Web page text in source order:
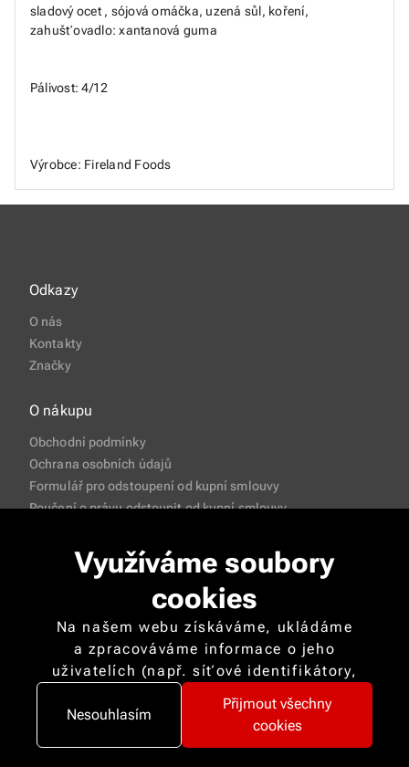
Využíváme soubory
cookies
Na našem webu získáváme, ukládáme
a zpracováváme informace o jeho
uživatelích (např. síťové identifikátory,
údaje o tom, jak procházíte naše stránky,
nebo jaký obsah vás zajímá). K tomuto
účelu využíváme soubory cookies,
Nesouhlasím
Přijmout všechny
cookies
sladový ocet , sójová omáčka, uzená sůl, koření,
zahušťovadlo: xantanová guma
Pálivost: 4/12
Výrobce: Fireland Foods
Odkazy
O nás
Kontakty
Značky
O nákupu
Obchodní podmínky
Ochrana osobních údajů
Formulář pro odstoupení od kupní smlouvy
Poučení o právu odstoupit od kupní smlouvy
Copyright © 2026 CISApp Všechna práva vyhrazena
Nastavení cookies